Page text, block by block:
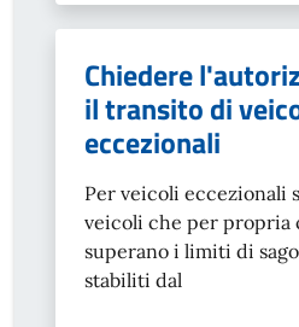
Chiedere
il transito di
eccezionali
Per veicoli eccezionali
veicoli che per propria
superano i limiti di
stabiliti dal